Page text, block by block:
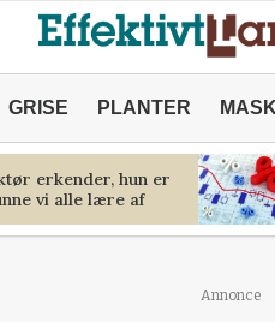
GRISE PLANTER
erkender, hun er
vi alle lære af
Annonce